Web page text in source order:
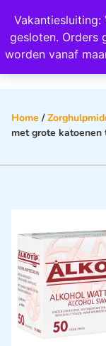
gesloten. Orders
worden vanaf
Wij
Home /
met grote